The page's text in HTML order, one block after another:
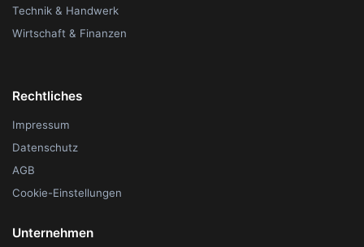
Technik & Handwerk
Wirtschaft & Finanzen
Rechtliches
Impressum
Datenschutz
AGB
Cookie-Einstellungen
Unternehmen